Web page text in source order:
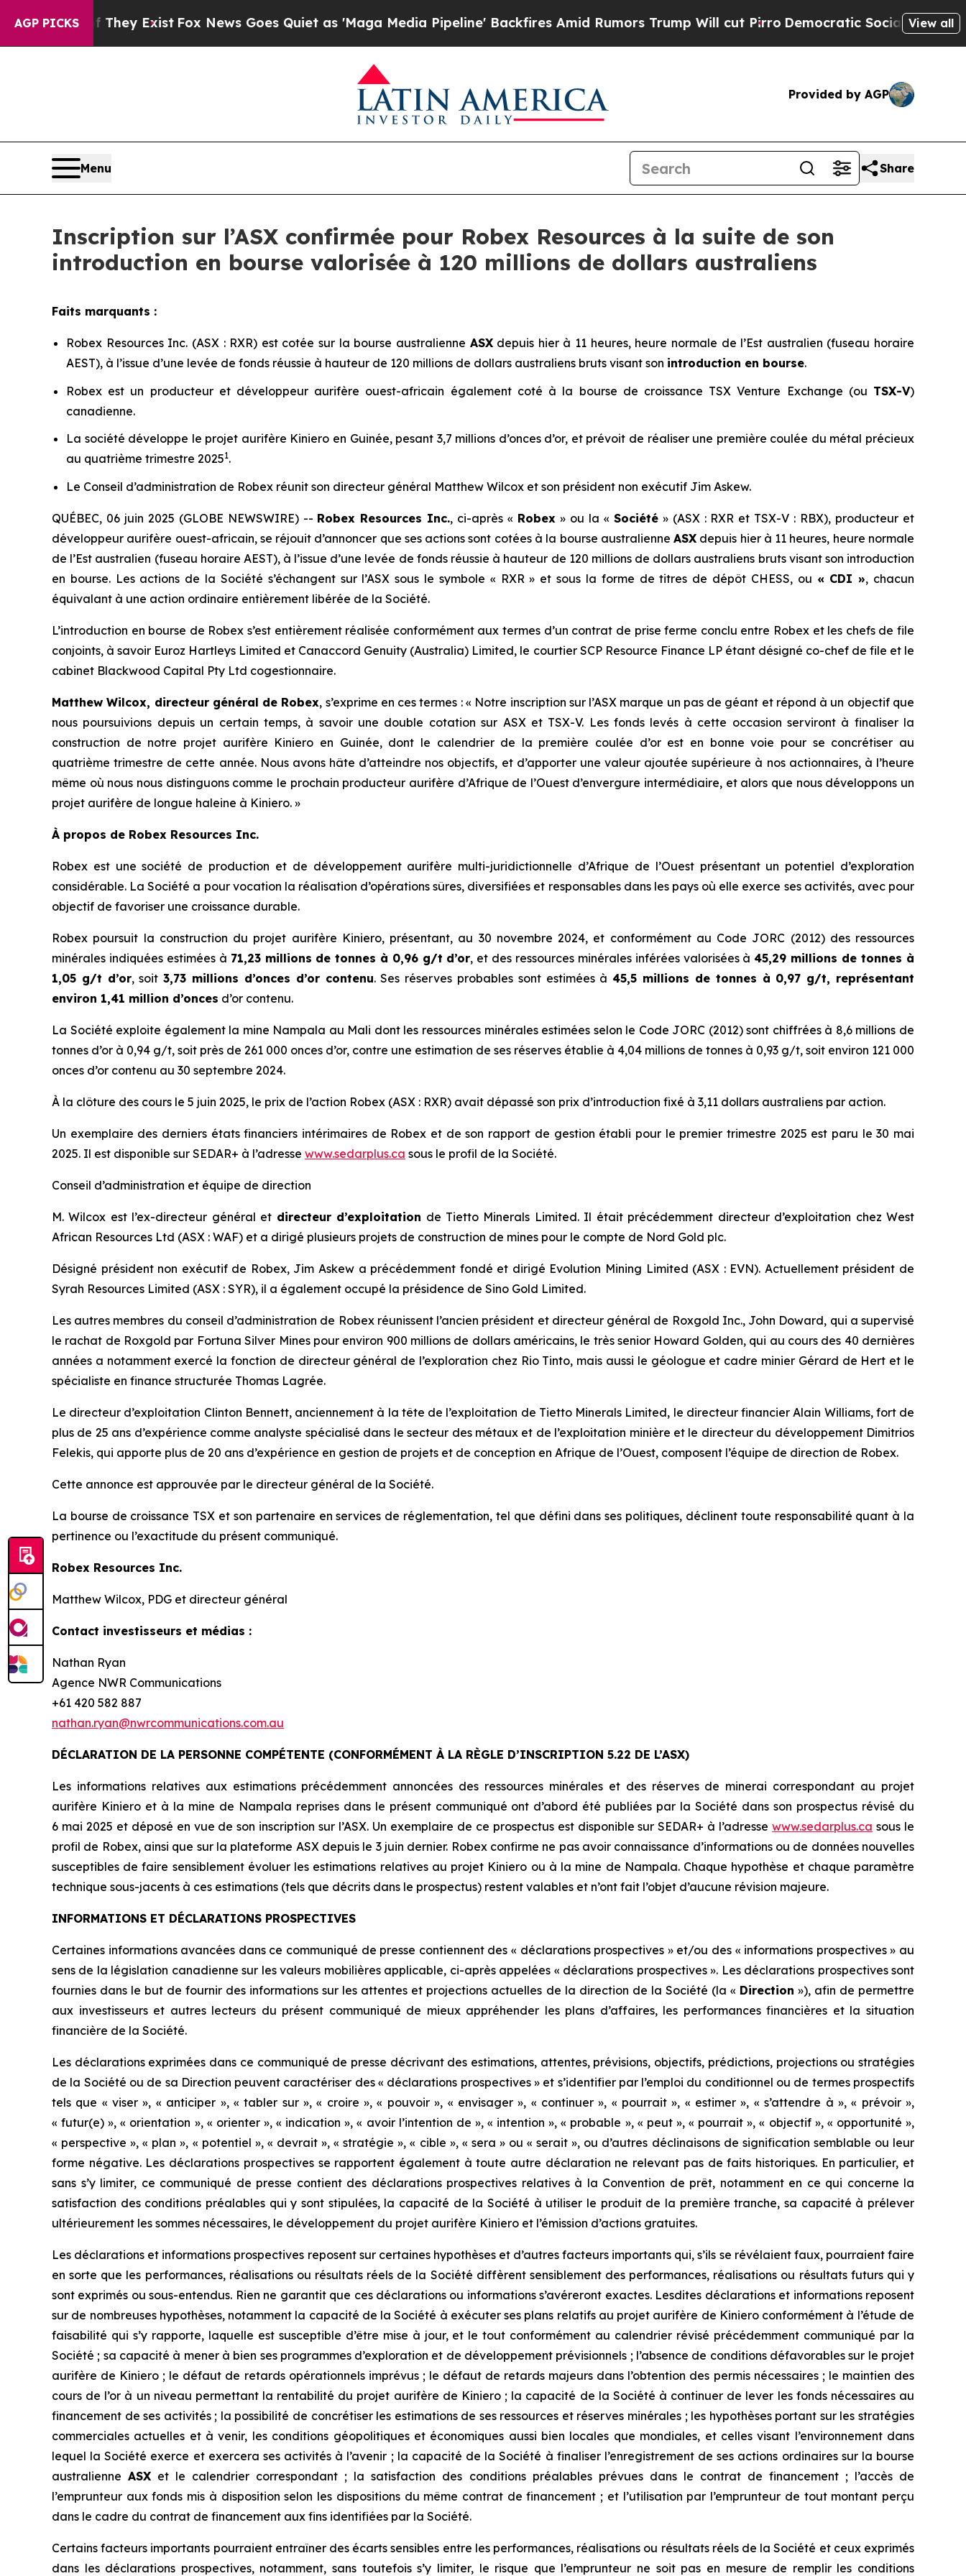
AGP PICKS
They ExistFox News Goes Quiet as 'Maga Media Pipeline' Backfires Amid Rumors Trump Will cut PirroDemocratic Socialists of America View all
Provided by AGP
Menu Share
Inscription sur l’ASX confirmée pour Robex Resources à la suite de son
introduction en bourse valorisée à 120 millions de dollars australiens
Faits marquants :
Robex Resources Inc. (ASX : RXR) est cotée sur la bourse australienne ASXdepuis hier à 11 heures, heure normale de l’Est australien (fuseau horaire
AEST), à l’issue d’une levée de fonds réussie à hauteur de 120 millions de dollars australiens bruts visant son introduction en bourse.
Robex est un producteur et développeur aurifère ouest-africain également coté à la bourse de croissance TSX Venture Exchange (ou TSX-V)
canadienne.
La société développe le projet aurifère Kiniero en Guinée, pesant 3,7 millions d’onces d’or, et prévoit de réaliser une première coulée du métal précieux
au quatrième trimestre 20251.
Le Conseil d’administration de Robex réunit son directeur général Matthew Wilcox et son président non exécutif Jim Askew.
QUÉBEC, 06 juin 2025 (GLOBE NEWSWIRE) -- Robex Resources Inc., ci-après « Robex » ou la « Société» (ASX : RXR et TSX-V : RBX), producteur et
développeur aurifère ouest-africain, se réjouit d’annoncer que ses actions sont cotées à la bourse australienneASX depuis hier à 11 heures, heure normale
de l’Est australien (fuseau horaire AEST), à l’issue d’une levée de fonds réussie à hauteur de 120 millions de dollars australiens bruts visant son introduction
en bourse. Les actions de la Société s’échangent sur l’ASX sous le symbole « RXR » et sous la forme de titres de dépôt CHESS, ou « CDI », chacun
équivalant à une action ordinaire entièrement libérée de la Société.
L’introduction en bourse de Robex s’est entièrement réalisée conformément aux termes d’un contrat de prise ferme conclu entre Robex et les chefs de file
conjoints, à savoir Euroz Hartleys Limited et Canaccord Genuity (Australia) Limited, le courtier SCP Resource Finance LP étant désigné co-chef de file et le
cabinet Blackwood Capital Pty Ltd cogestionnaire.
Matthew Wilcox, directeur général de Robex, s’exprime en ces termes : « Notre inscription sur l’ASX marque un pas de géant et répond à un objectif que
nous poursuivions depuis un certain temps, à savoir une double cotation sur ASX et TSX-V. Les fonds levés à cette occasion serviront à finaliser la
construction de notre projet aurifère Kiniero en Guinée, dont le calendrier de la première coulée d’or est en bonne voie pour se concrétiser au
quatrième trimestre de cette année. Nous avons hâte d’atteindre nos objectifs, et d’apporter une valeur ajoutée supérieure à nos actionnaires, à l’heure
même où nous nous distinguons comme le prochain producteur aurifère d’Afrique de l’Ouest d’envergure intermédiaire, et alors que nous développons un
projet aurifère de longue haleine à Kiniero. »
À propos de Robex Resources Inc.
Robex est une société de production et de développement aurifère multi-juridictionnelle d’Afrique de l’Ouest présentant un potentiel d’exploration
considérable. La Société a pour vocation la réalisation d’opérations sûres, diversifiées et responsables dans les pays où elle exerce ses activités, avec pour
objectif de favoriser une croissance durable.
Robex poursuit la construction du projet aurifère Kiniero, présentant, au 30 novembre 2024, et conformément au Code JORC (2012) des ressources
minérales indiquées estimées à 71,23 millions de tonnes à 0,96 g/t d’or, et des ressources minérales inférées valorisées à45,29 millions de tonnes à
1,05 g/t d’or, soit3,73 millions d’onces d’or contenu. Ses réserves probables sont estimées à45,5 millions de tonnes à 0,97 g/t, représentant
environ 1,41 million d’onces d’or contenu.
La Société exploite également la mine Nampala au Mali dont les ressources minérales estimées selon le Code JORC (2012) sont chiffrées à 8,6 millions de
tonnes d’or à 0,94 g/t, soit près de 261 000 onces d’or, contre une estimation de ses réserves établie à 4,04 millions de tonnes à 0,93 g/t, soit environ 121 000
onces d’or contenu au 30 septembre 2024.
À la clôture des cours le 5 juin 2025, le prix de l’action Robex (ASX : RXR) avait dépassé son prix d’introduction fixé à 3,11 dollars australiens par action.
Un exemplaire des derniers états financiers intérimaires de Robex et de son rapport de gestion établi pour le premier trimestre 2025 est paru le 30 mai
2025. Il est disponible sur SEDAR+ à l’adresse www.sedarplus.ca sous le profil de la Société.
Conseil d’administration et équipe de direction
M. Wilcox est l’ex-directeur général et directeur d’exploitation de Tietto Minerals Limited. Il était précédemment directeur d’exploitation chez West
African Resources Ltd (ASX : WAF) et a dirigé plusieurs projets de construction de mines pour le compte de Nord Gold plc.
Désigné président non exécutif de Robex, Jim Askew a précédemment fondé et dirigé Evolution Mining Limited (ASX : EVN). Actuellement président de
Syrah Resources Limited (ASX : SYR), il a également occupé la présidence de Sino Gold Limited.
Les autres membres du conseil d’administration de Robex réunissent l’ancien président et directeur général de Roxgold Inc., John Doward, qui a supervisé
le rachat de Roxgold par Fortuna Silver Mines pour environ 900 millions de dollars américains, le très senior Howard Golden, qui au cours des 40 dernières
années a notamment exercé la fonction de directeur général de l’exploration chez Rio Tinto, mais aussi le géologue et cadre minier Gérard de Hert et le
spécialiste en finance structurée Thomas Lagrée.
Le directeur d’exploitation Clinton Bennett, anciennement à la tête de l’exploitation de Tietto Minerals Limited, le directeur financier Alain Williams, fort de
plus de 25 ans d’expérience comme analyste spécialisé dans le secteur des métaux et de l’exploitation minière et le directeur du développement Dimitrios
Felekis, qui apporte plus de 20 ans d’expérience en gestion de projets et de conception en Afrique de l’Ouest, composent l’équipe de direction de Robex.
Cette annonce est approuvée par le directeur général de la Société.
La bourse de croissance TSX et son partenaire en services de réglementation, tel que défini dans ses politiques, déclinent toute responsabilité quant à la
pertinence ou l’exactitude du présent communiqué.
Robex Resources Inc.
Matthew Wilcox, PDG et directeur général
Contact investisseurs et médias :
Nathan Ryan
Agence NWR Communications
+61 420 582 887
nathan.ryan@nwrcommunications.com.au
DÉCLARATION DE LA PERSONNE COMPÉTENTE (CONFORMÉMENT À LA RÈGLE D’INSCRIPTION 5.22 DE L’ASX)
Les informations relatives aux estimations précédemment annoncées des ressources minérales et des réserves de minerai correspondant au projet
aurifère Kiniero et à la mine de Nampala reprises dans le présent communiqué ont d’abord été publiées par la Société dans son prospectus révisé du
6 mai 2025 et déposé en vue de son inscription sur l’ASX. Un exemplaire de ce prospectus est disponible sur SEDAR+ à l’adressewww.sedarplus.ca sous le
profil de Robex, ainsi que sur la plateforme ASX depuis le 3 juin dernier. Robex confirme ne pas avoir connaissance d’informations ou de données nouvelles
susceptibles de faire sensiblement évoluer les estimations relatives au projet Kiniero ou à la mine de Nampala. Chaque hypothèse et chaque paramètre
technique sous-jacents à ces estimations (tels que décrits dans le prospectus) restent valables et n’ont fait l’objet d’aucune révision majeure.
INFORMATIONS ET DÉCLARATIONS PROSPECTIVES
Certaines informations avancées dans ce communiqué de presse contiennent des « déclarations prospectives » et/ou des « informations prospectives » au
sens de la législation canadienne sur les valeurs mobilières applicable, ci-après appelées « déclarations prospectives ». Les déclarations prospectives sont
fournies dans le but de fournir des informations sur les attentes et projections actuelles de la direction de la Société (la « Direction »), afin de permettre
aux investisseurs et autres lecteurs du présent communiqué de mieux appréhender les plans d’affaires, les performances financières et la situation
financière de la Société.
Les déclarations exprimées dans ce communiqué de presse décrivant des estimations, attentes, prévisions, objectifs, prédictions, projections ou stratégies
de la Société ou de sa Direction peuvent caractériser des « déclarations prospectives » et s’identifier par l’emploi du conditionnel ou de termes prospectifs
tels que « viser », « anticiper », « tabler sur », « croire », « pouvoir », « envisager », « continuer », « pourrait », « estimer », « s’attendre à », « prévoir »,
« futur(e) », « orientation », « orienter », « indication », « avoir l’intention de », « intention », « probable », « peut », « pourrait », « objectif », « opportunité »,
« perspective », « plan », « potentiel », « devrait », « stratégie », « cible », « sera » ou « serait », ou d’autres déclinaisons de signification semblable ou leur
forme négative. Les déclarations prospectives se rapportent également à toute autre déclaration ne relevant pas de faits historiques. En particulier, et
sans s’y limiter, ce communiqué de presse contient des déclarations prospectives relatives à la Convention de prêt, notamment en ce qui concerne la
satisfaction des conditions préalables qui y sont stipulées, la capacité de la Société à utiliser le produit de la première tranche, sa capacité à prélever
ultérieurement les sommes nécessaires, le développement du projet aurifère Kiniero et l’émission d’actions gratuites.
Les déclarations et informations prospectives reposent sur certaines hypothèses et d’autres facteurs importants qui, s’ils se révélaient faux, pourraient faire
en sorte que les performances, réalisations ou résultats réels de la Société diffèrent sensiblement des performances, réalisations ou résultats futurs qui y
sont exprimés ou sous-entendus. Rien ne garantit que ces déclarations ou informations s’avéreront exactes. Lesdites déclarations et informations reposent
sur de nombreuses hypothèses, notamment la capacité de la Société à exécuter ses plans relatifs au projet aurifère de Kiniero conformément à l’étude de
faisabilité qui s’y rapporte, laquelle est susceptible d’être mise à jour, et le tout conformément au calendrier révisé précédemment communiqué par la
Société ; sa capacité à mener à bien ses programmes d’exploration et de développement prévisionnels ; l’absence de conditions défavorables sur le projet
aurifère de Kiniero ; le défaut de retards opérationnels imprévus ; le défaut de retards majeurs dans l’obtention des permis nécessaires ; le maintien des
cours de l’or à un niveau permettant la rentabilité du projet aurifère de Kiniero ; la capacité de la Société à continuer de lever les fonds nécessaires au
financement de ses activités ; la possibilité de concrétiser les estimations de ses ressources et réserves minérales ; les hypothèses portant sur les stratégies
commerciales actuelles et à venir, les conditions géopolitiques et économiques aussi bien locales que mondiales, et celles visant l’environnement dans
lequel la Société exerce et exercera ses activités à l’avenir ; la capacité de la Société à finaliser l’enregistrement de ses actions ordinaires sur la bourse
australienneASX et le calendrier correspondant ; la satisfaction des conditions préalables prévues dans le contrat de financement ; l’accès de
l’emprunteur aux fonds mis à disposition selon les dispositions du même contrat de financement ; et l’utilisation par l’emprunteur de tout montant perçu
dans le cadre du contrat de financement aux fins identifiées par la Société.
Certains facteurs importants pourraient entraîner des écarts sensibles entre les performances, réalisations ou résultats réels de la Société et ceux exprimés
dans les déclarations prospectives, notamment, sans toutefois s’y limiter, le risque que l’emprunteur ne soit pas en mesure de remplir les conditions